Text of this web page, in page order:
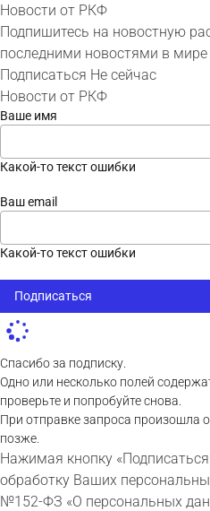
Новости от РКФ
Подпишитесь на новостную
последними новостями в мире
Подписаться Не сейчас
Новости от РКФ
Ваше имя
Какой-то текст ошибки
Ваш email
Какой-то текст ошибки
Подписаться
Спасибо за подписку.
Одно или несколько полей
проверьте и попробуйте снова.
При отправке запроса произошла
позже.
Нажимая кнопку
обработку Ваших
№152-ФЗ «О персональных